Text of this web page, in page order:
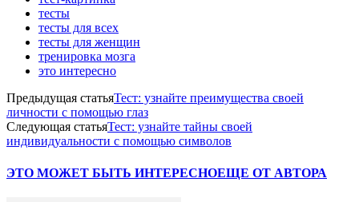
тесты
тесты для всех
тесты для женщин
тренировка мозга
это интересно
Предыдущая статьяТест: узнайте преимущества своей
личности с помощью глаз
Следующая статьяТест: узнайте тайны своей
индивидуальности с помощью символов
ЭТО МОЖЕТ БЫТЬ ИНТЕРЕСНОЕЩЕ ОТ АВТОРА